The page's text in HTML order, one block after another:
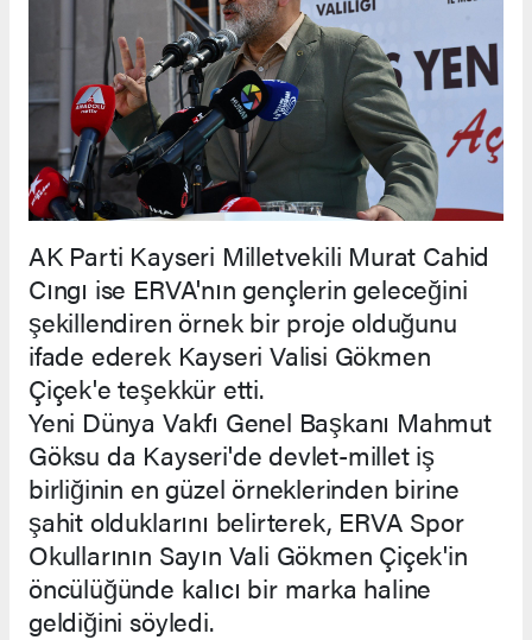
AK Parti Kayseri Milletvekili Murat Cahid
Cıngı ise ERVA'nın gençlerin geleceğini
şekillendiren örnek bir proje olduğunu
ifade ederek Kayseri Valisi Gökmen
Çiçek'e teşekkür etti.
Yeni Dünya Vakfı Genel Başkanı Mahmut
Göksu da Kayseri'de devlet-millet iş
birliğinin en güzel örneklerinden birine
şahit olduklarını belirterek, ERVA Spor
Okullarının Sayın Vali Gökmen Çiçek'in
öncülüğünde kalıcı bir marka haline
geldiğini söyledi.